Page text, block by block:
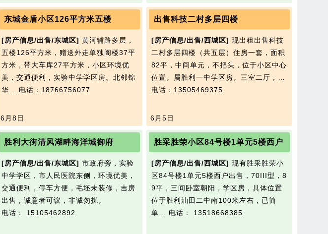
东城金盾小区126平方米五楼
[房产信息/出售/东城区] 黄河辅路多层，
五楼126平方米，赠送外走单独阁楼37平
方米，带大车库27平方米，小区环境优
美，交通便利，实验中学学区房。北邻锦
华… 电话：18766756077
6月8日
出售科技二村多层四楼
[房产信息/出售/西城区] 现出租出售科技
二村多层四楼（共五层）住房一套，面积
82平，中间单元，不把头，位于小区中心
位置。属胜利一中学区房。三室二厅，…
电话：13505469375
6月5日
胜利大街清风湖畔海洋城御府
[房产信息/出售/东城区] 市政府旁，实验
中学学区，市人民医院东侧，环境优美，
交通便利，停车方便，毛坯未装修，吉房
出售，诚意者可议，非诚勿扰。
电话： 15105462892
胜采胜荣小区84号楼1单元5楼西户
[房产信息/出售/西城区] 现有胜采胜荣小
区84号楼1单元5楼西户出售，70III型，8
9平，三间卧室朝阳，学区房，具体位置
位于胜利油田二中南100米左右，已简
单… 电话： 13518668385